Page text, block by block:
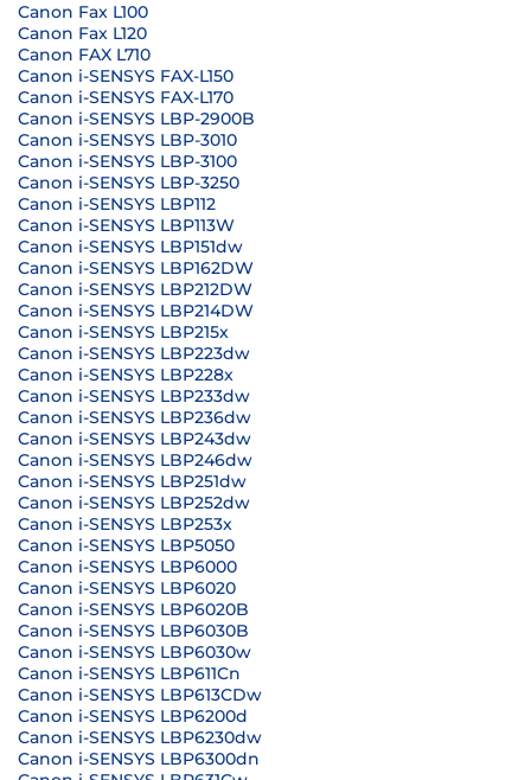
Canon Fax L100
Canon Fax L120
Canon FAX L710
Canon i-SENSYS FAX-L150
Canon i-SENSYS FAX-L170
Canon i-SENSYS LBP-2900B
Canon i-SENSYS LBP-3010
Canon i-SENSYS LBP-3100
Canon i-SENSYS LBP-3250
Canon i-SENSYS LBP112
Canon i-SENSYS LBP113W
Canon i-SENSYS LBP151dw
Canon i-SENSYS LBP162DW
Canon i-SENSYS LBP212DW
Canon i-SENSYS LBP214DW
Canon i-SENSYS LBP215x
Canon i-SENSYS LBP223dw
Canon i-SENSYS LBP228x
Canon i-SENSYS LBP233dw
Canon i-SENSYS LBP236dw
Canon i-SENSYS LBP243dw
Canon i-SENSYS LBP246dw
Canon i-SENSYS LBP251dw
Canon i-SENSYS LBP252dw
Canon i-SENSYS LBP253x
Canon i-SENSYS LBP5050
Canon i-SENSYS LBP6000
Canon i-SENSYS LBP6020
Canon i-SENSYS LBP6020B
Canon i-SENSYS LBP6030B
Canon i-SENSYS LBP6030w
Canon i-SENSYS LBP611Cn
Canon i-SENSYS LBP613CDw
Canon i-SENSYS LBP6200d
Canon i-SENSYS LBP6230dw
Canon i-SENSYS LBP6300dn